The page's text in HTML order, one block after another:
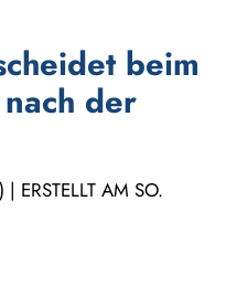
beim
der
AM SO. 2